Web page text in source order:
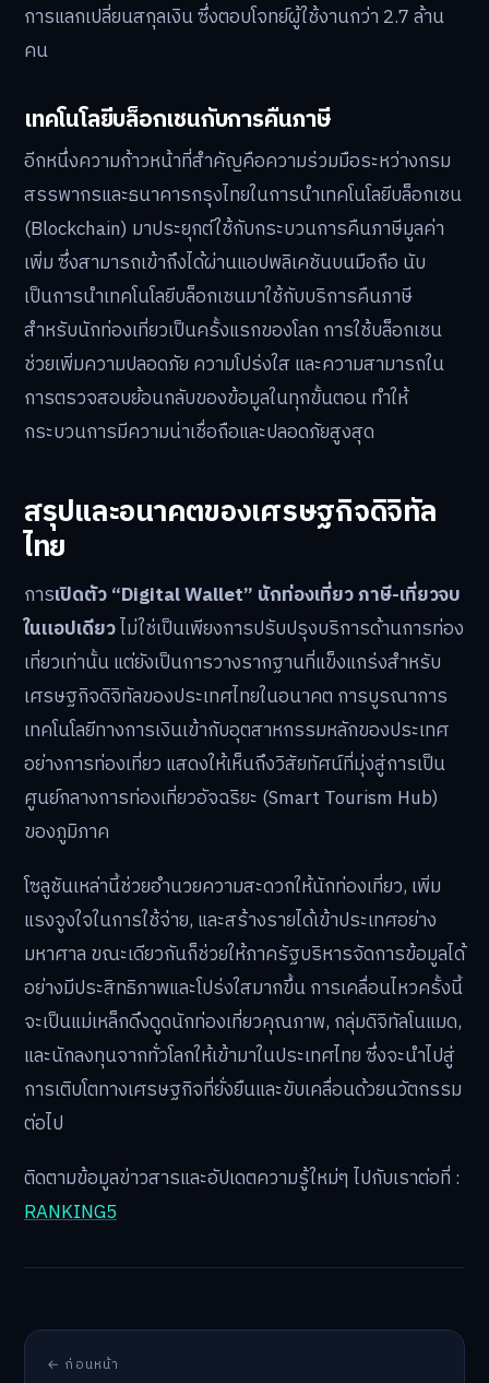
การแลกเปลี่ยนสกุลเงิน ซึ่งตอบโจทย์ผู้ใช้งานกว่า 2.7 ล้าน
คน
เทคโนโลยีบล็อกเชนกับการคืนภาษี
อีกหนึ่งความก้าวหน้าที่สำคัญคือความร่วมมือระหว่างกรม
สรรพากรและธนาคารกรุงไทยในการนำเทคโนโลยีบล็อกเชน
(Blockchain) มาประยุกต์ใช้กับกระบวนการคืนภาษีมูลค่า
เพิ่ม ซึ่งสามารถเข้าถึงได้ผ่านแอปพลิเคชันบนมือถือ นับ
เป็นการนำเทคโนโลยีบล็อกเชนมาใช้กับบริการคืนภาษี
สำหรับนักท่องเที่ยวเป็นครั้งแรกของโลก การใช้บล็อกเชน
ช่วยเพิ่มความปลอดภัย ความโปร่งใส และความสามารถใน
การตรวจสอบย้อนกลับของข้อมูลในทุกขั้นตอน ทำให้
กระบวนการมีความน่าเชื่อถือและปลอดภัยสูงสุด
สรุปและอนาคตของเศรษฐกิจดิจิทัล
ไทย
การเปิดตัว “Digital Wallet” นักท่องเที่ยว ภาษี-เที่ยวจบ
ในแอปเดียวไม่ใช่เป็นเพียงการปรับปรุงบริการด้านการท่อง
เที่ยวเท่านั้น แต่ยังเป็นการวางรากฐานที่แข็งแกร่งสำหรับ
เศรษฐกิจดิจิทัลของประเทศไทยในอนาคต การบูรณาการ
เทคโนโลยีทางการเงินเข้ากับอุตสาหกรรมหลักของประเทศ
อย่างการท่องเที่ยว แสดงให้เห็นถึงวิสัยทัศน์ที่มุ่งสู่การเป็น
ศูนย์กลางการท่องเที่ยวอัจฉริยะ (Smart Tourism Hub)
ของภูมิภาค
โซลูชันเหล่านี้ช่วยอำนวยความสะดวกให้นักท่องเที่ยว, เพิ่ม
แรงจูงใจในการใช้จ่าย, และสร้างรายได้เข้าประเทศอย่าง
มหาศาล ขณะเดียวกันก็ช่วยให้ภาครัฐบริหารจัดการข้อมูลได้
อย่างมีประสิทธิภาพและโปร่งใสมากขึ้น การเคลื่อนไหวครั้งนี้
จะเป็นแม่เหล็กดึงดูดนักท่องเที่ยวคุณภาพ, กลุ่มดิจิทัลโนแมด,
และนักลงทุนจากทั่วโลกให้เข้ามาในประเทศไทย ซึ่งจะนำไปสู่
การเติบโตทางเศรษฐกิจที่ยั่งยืนและขับเคลื่อนด้วยนวัตกรรม
ต่อไป
ติดตามข้อมูลข่าวสารและอัปเดตความรู้ใหม่ๆ ไปกับเราต่อที่ :
RANKING5
← ก่อนหน้า